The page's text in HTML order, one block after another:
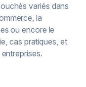
variés dans
la
ou encore le
cas pratiques, et